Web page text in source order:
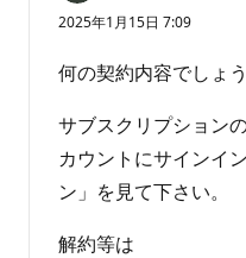
り
せ
2025年1月15日 7:09
何の契約内容でしょう
サブスクリプション
カウントにサインイ
ン」を見て下さい。
解約等は